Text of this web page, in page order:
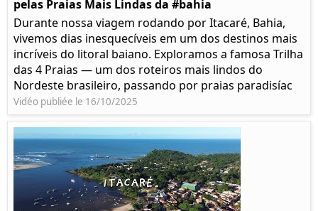
pelas Praias Mais Lindas da #bahia
Durante nossa viagem rodando por Itacaré, Bahia,
vivemos dias inesquecíveis em um dos destinos mais
incríveis do litoral baiano. Exploramos a famosa Trilha
das 4 Praias — um dos roteiros mais lindos do
Nordeste brasileiro, passando por praias paradisíac
Vidéo publiée le 16/10/2025